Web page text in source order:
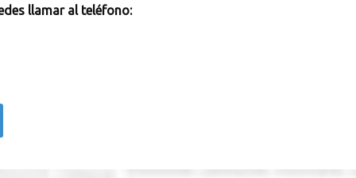
llamar al teléfono: